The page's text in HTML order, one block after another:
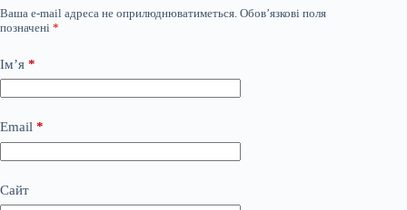
Ваша e-mail адреса не оприлюднюватиметься. Обов’язкові поля
позначені *
Ім’я *
Email *
Сайт